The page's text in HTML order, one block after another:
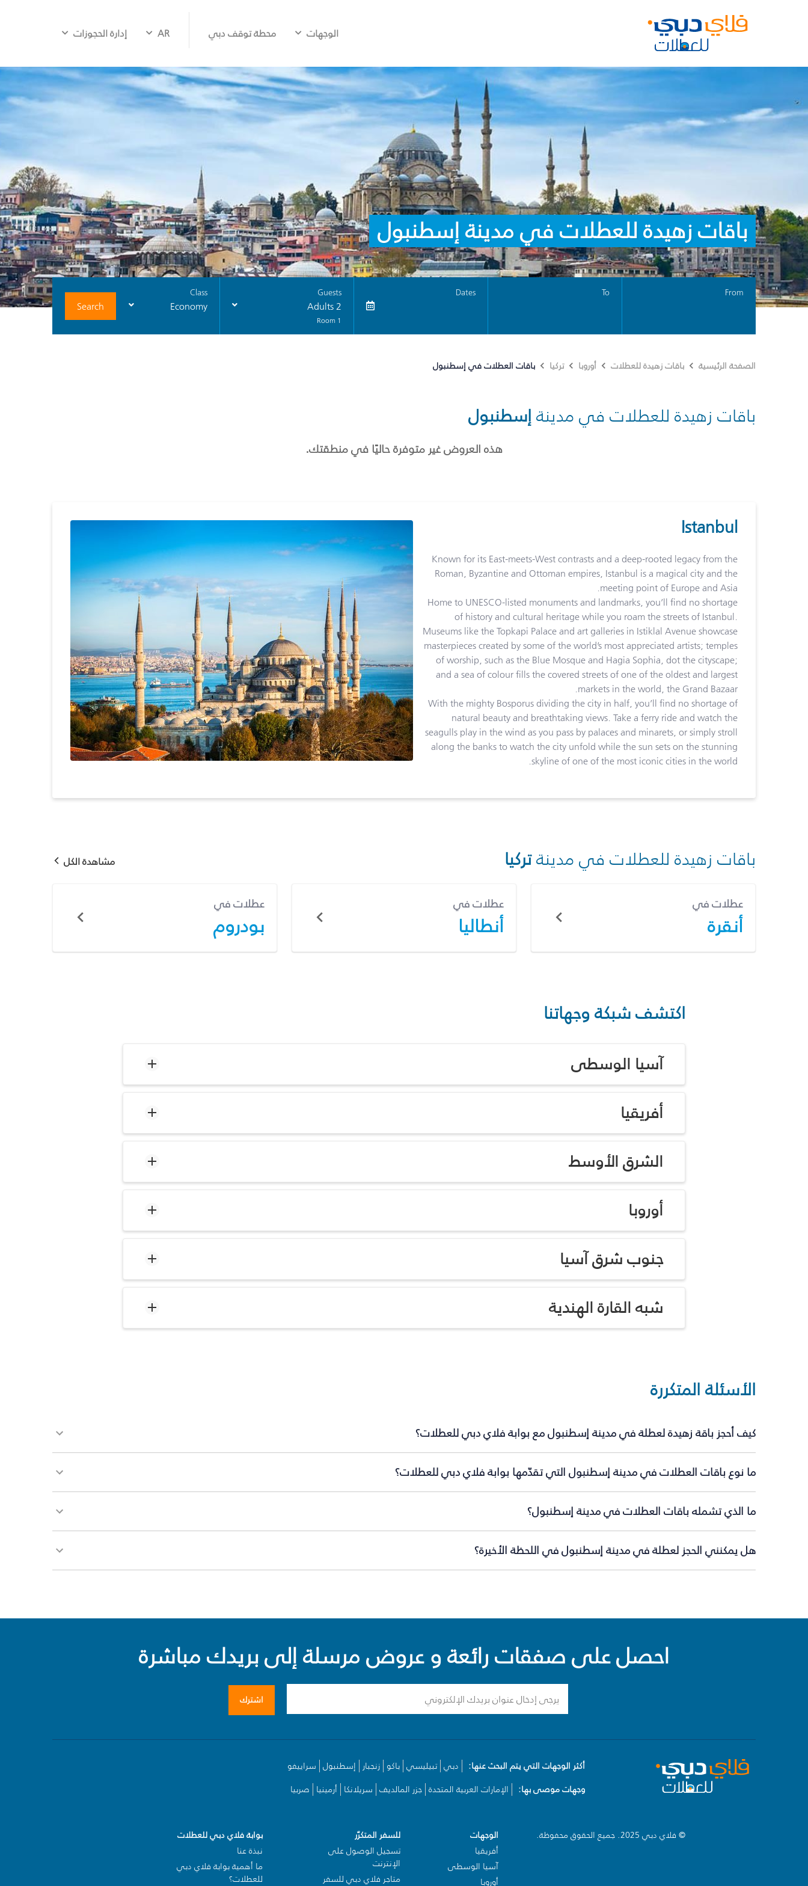
الوجهات محطة توقف دبي AR إدارة الحجوزات
باقات زهيدة للعطلات في مدينة إسطنبول
From
To
Dates
Guests
2 Adults
1 Room
Class
Economy
Search
الصفحة الرئيسية باقات زهيدة للعطلات أوروبا تركيا باقات العطلات في إسطنبول
باقات زهيدة للعطلات في مدينةإسطنبول
هذه العروض غير متوفرة حاليًا في منطقتك.
Istanbul
Known for its East-meets-West contrasts and a deep-rooted legacy from the
Roman, Byzantine and Ottoman empires, Istanbul is a magical city and the
meeting point of Europe and Asia.
Home to UNESCO-listed monuments and landmarks, you’ll find no shortage
of history and cultural heritage while you roam the streets of Istanbul.
Museums like the Topkapi Palace and art galleries in Istiklal Avenue showcase
masterpieces created by some of the world’s most appreciated artists; temples
of worship, such as the Blue Mosque and Hagia Sophia, dot the cityscape;
and a sea of colour fills the covered streets of one of the oldest and largest
markets in the world, the Grand Bazaar.
With the mighty Bosporus dividing the city in half, you’ll find no shortage of
natural beauty and breathtaking views. Take a ferry ride and watch the
seagulls play in the wind as you pass by palaces and minarets, or simply stroll
along the banks to watch the city unfold while the sun sets on the stunning
skyline of one of the most iconic cities in the world.
باقات زهيدة للعطلات في مدينةتركيا مشاهدة الكل
عطلات في
أنقرة
عطلات في
أنطاليا
عطلات في
بودروم
اكتشف شبكة وجهاتنا
آسيا الوسطى
أفريقيا
الشرق الأوسط
أوروبا
جنوب شرق آسيا
شبه القارة الهندية
الأسئلة المتكررة
كيف أحجز باقة زهيدة لعطلة في مدينة إسطنبول مع بوابة فلاي دبي للعطلات؟
ما نوع باقات العطلات في مدينة إسطنبول التي تقدّمها بوابة فلاي دبي للعطلات؟
ما الذي تشمله باقات العطلات في مدينة إسطنبول؟
هل يمكنني الحجز لعطلة في مدينة إسطنبول في اللحظة الأخيرة؟
احصل على صفقات رائعة و عروض مرسلة إلى بريدك مباشرة
اشترك
أكثر الوجهات التي يتم البحث عنها: دبي تبيليسي باكو زنجبار إسطنبول سراييفو
وجهات موصى بها:
الإمارات العربية المتحدة جزر المالديف سريلانكا أرمينيا صربيا
© فلاي دبي 2025. جميع الحقوق محفوظة.
الوجهات
أفريقيا
آسيا الوسطى
أوروبا
للسفر المتكرّر
تسجيل الوصول على
الإنترنت
متاجر فلاي دبي للسفر
بوابة فلاي دبي للعطلات
نبذة عنا
ما أهمية بوابة فلاي دبي
للعطلات؟